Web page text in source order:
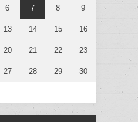
6 7 8 9
13 14 15 16
20 21 22 23
27 28 29 30